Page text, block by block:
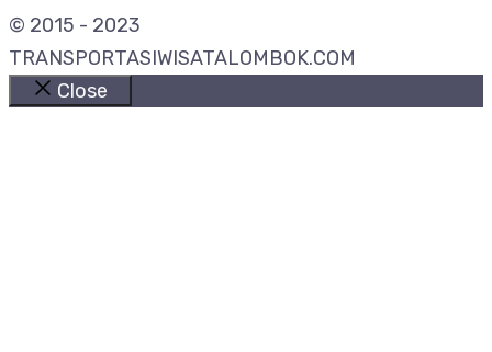
© 2015 - 2023
TRANSPORTASIWISATALOMBOK.COM
Close